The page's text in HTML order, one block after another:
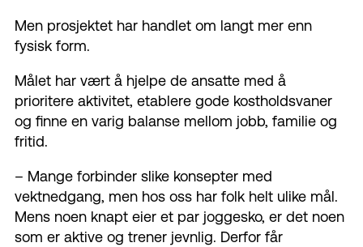
Men prosjektet har handlet om langt mer enn
fysisk form.
Målet har vært å hjelpe de ansatte med å
prioritere aktivitet, etablere gode kostholdsvaner
og finne en varig balanse mellom jobb, familie og
fritid.
– Mange forbinder slike konsepter med
vektnedgang, men hos oss har folk helt ulike mål.
Mens noen knapt eier et par joggesko, er det noen
som er aktive og trener jevnlig. Derfor får